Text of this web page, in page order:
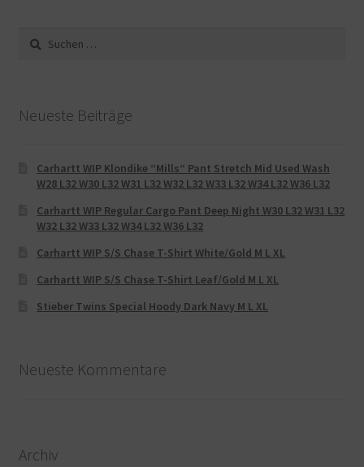
Suche
nach:
Neueste Beiträge
Carhartt WIP Klondike “Mills“ Pant Stretch Mid Used Wash
W28 L32 W30 L32 W31 L32 W32 L32 W33 L32 W34 L32 W36 L32
Carhartt WIP Regular Cargo Pant Deep Night W30 L32 W31 L32
W32 L32 W33 L32 W34 L32 W36 L32
Carhartt WIP S/S Chase T-Shirt White/Gold M L XL
Carhartt WIP S/S Chase T-Shirt Leaf/Gold M L XL
Stieber Twins Special Hoody Dark Navy M L XL
Neueste Kommentare
Archiv